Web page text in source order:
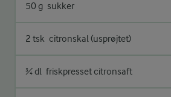
50 g sukker
2 tsk citronskal (usprøjtet)
¾ dl friskpresset citronsaft